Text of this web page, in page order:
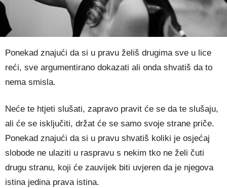
Ponekad znajući da si u pravu želiš drugima sve u lice
reći, sve argumentirano dokazati ali onda shvatiš da to
nema smisla.
Neće te htjeti slušati, zapravo pravit će se da te slušaju,
ali će se isključiti, držat će se samo svoje strane priče.
Ponekad znajući da si u pravu shvatiš koliki je osjećaj
slobode ne ulaziti u raspravu s nekim tko ne želi čuti
drugu stranu, koji će zauvijek biti uvjeren da je njegova
istina jedina prava istina.